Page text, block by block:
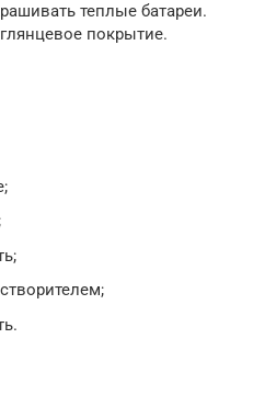
теплые батареи.
покрытие.